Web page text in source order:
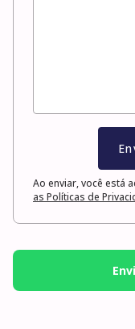
Ao enviar, você está
as Políticas de